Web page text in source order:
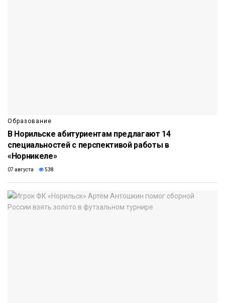
Образование
В Норильске абитуриентам предлагают 14
специальностей с перспективой работы в
«Норникеле»
07 августа 538